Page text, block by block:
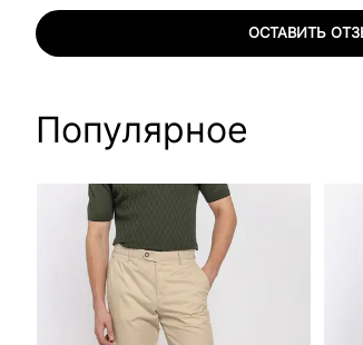
ОСТАВИТЬ
Популярное